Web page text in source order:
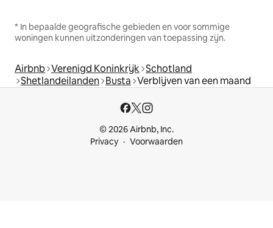
* In bepaalde geografische gebieden en voor sommige
woningen kunnen uitzonderingen van toepassing zijn.
Airbnb Verenigd Koninkrijk Schotland
Shetlandeilanden Busta Verblijven van een maand
© 2026 Airbnb, Inc.
Privacy
Voorwaarden